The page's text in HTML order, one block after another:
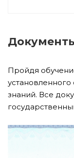
Пройдя
знаний. Все